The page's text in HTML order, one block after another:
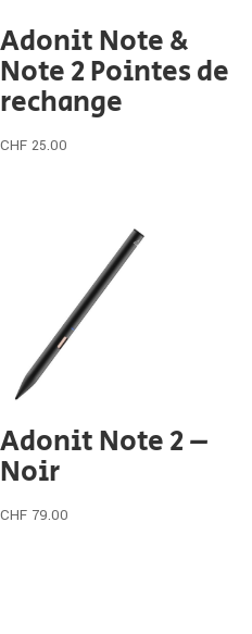
Adonit Note &
Note 2 Pointes de
rechange
CHF 25.00
Adonit Note 2 –
Noir
CHF 79.00